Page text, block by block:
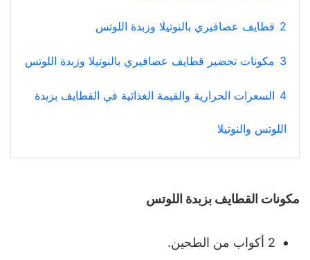
2 قطايف عصافيري بالنوتيلا وزبدة اللوتس
3 مكونات تحضير قطايف عصافيري بالنوتيلا وزبدة اللوتس
4 السعرات الحرارية والقيمة الغذائية في القطايف بزبدة
اللوتس والنوتيلا
مكونات القطايف بزبدة اللوتس
2 أكواب من الطحين.